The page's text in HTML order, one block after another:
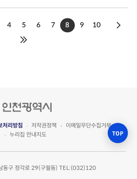
4 5 6 7 8 9 10
처리방침 저작권정책
이메일무단수집거부
누리집 안내지도
동구 정각로 29(구월동) TEL:(032)120